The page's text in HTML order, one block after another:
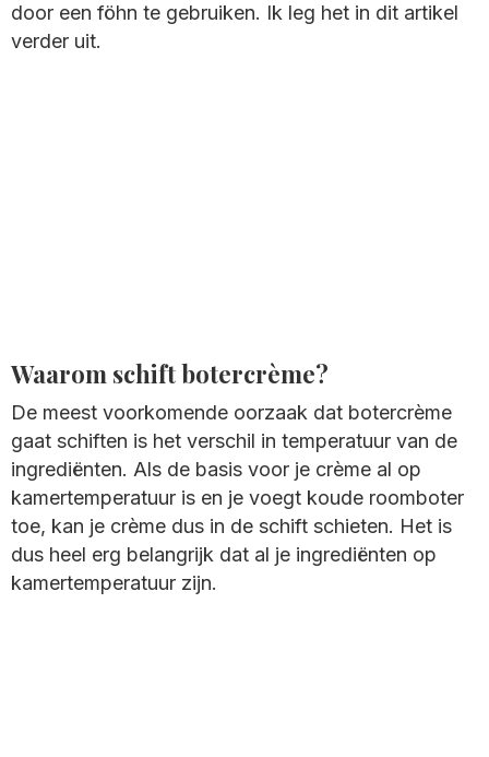
door een föhn te gebruiken. Ik leg het in dit artikel
verder uit.
Waarom schift botercrème?
De meest voorkomende oorzaak dat botercrème
gaat schiften is het verschil in temperatuur van de
ingrediënten. Als de basis voor je crème al op
kamertemperatuur is en je voegt koude roomboter
toe, kan je crème dus in de schift schieten. Het is
dus heel erg belangrijk dat al je ingrediënten op
kamertemperatuur zijn.